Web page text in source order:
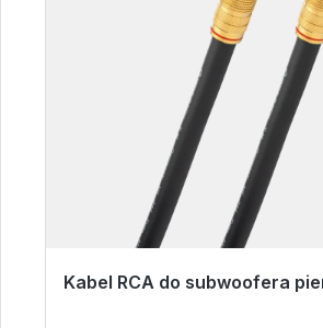
Kabel RCA do subwoofera
Gotowy do natychmiastowej